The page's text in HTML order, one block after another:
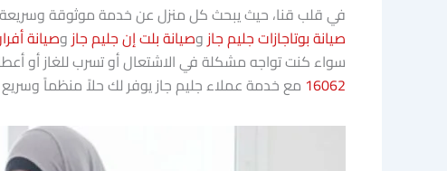
في قلب قنا، حيث يبحث كل منزل عن خدمة موثوقة وسريعة
صيانة بوتاجازات جليم جازوصيانة بلت إن جليم جازوصيانة
سواء كنت تواجه مشكلة في الاشتعال أو تسرب للغاز أو أعطال
16062 مع خدمة عملاء جليم جاز يوفر لك حلاً منظماً وسريع